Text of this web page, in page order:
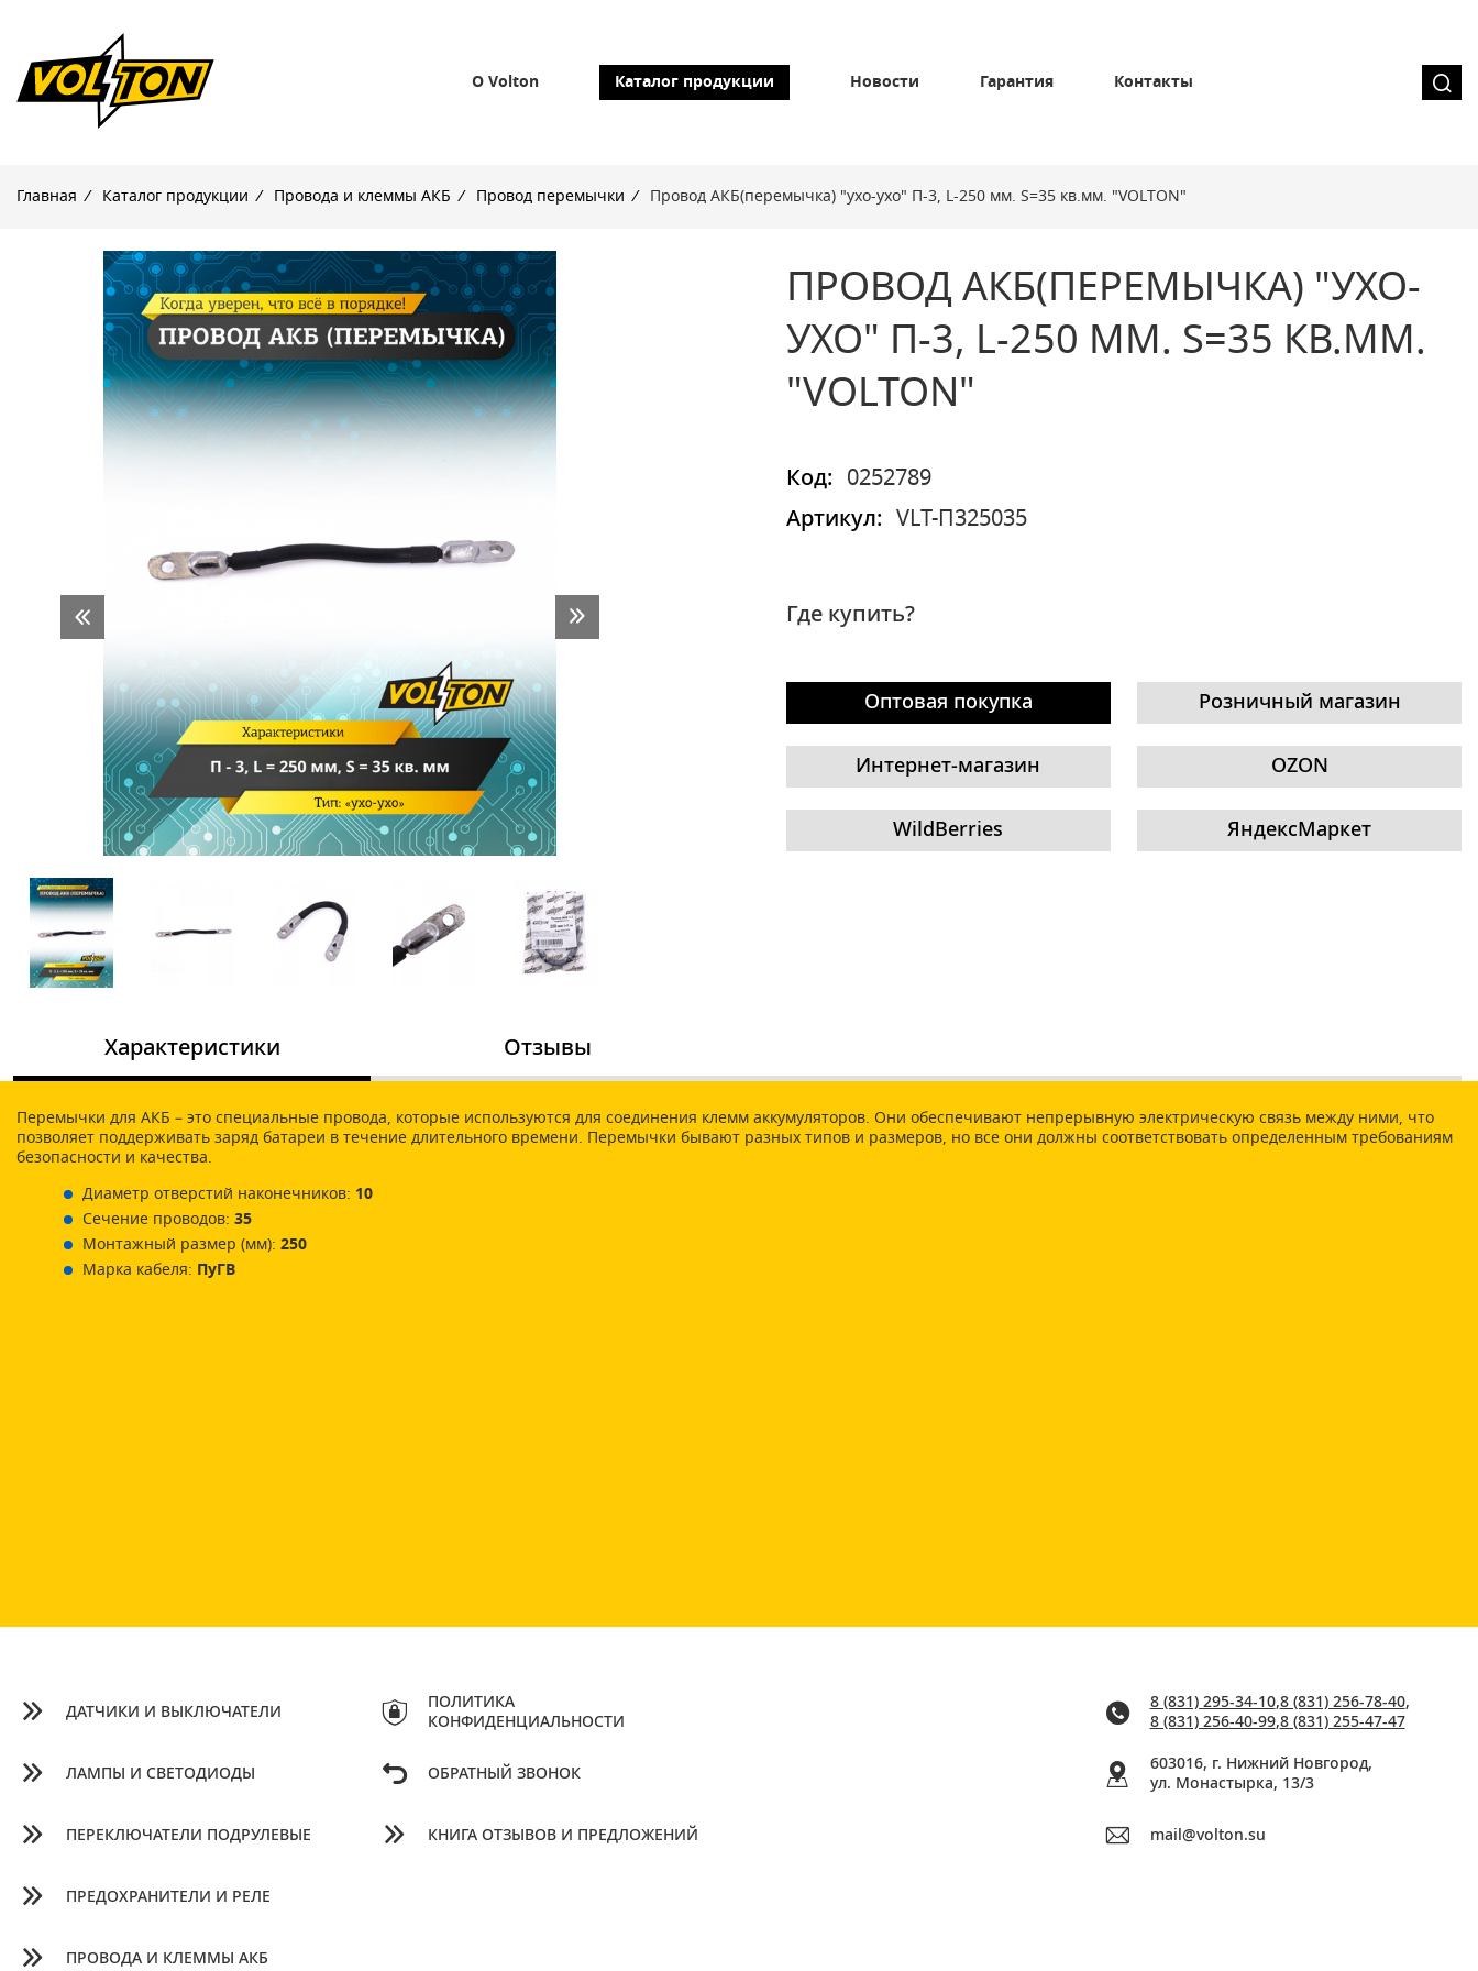
О Volton Каталог продукции Новости Гарантия Контакты
Главная / Каталог продукции / Провода и клеммы АКБ / Провод перемычки / Провод АКБ(перемычка) "ухо-ухо" П-3, L-250 мм. S=35 кв.мм. "VOLTON"
ПРОВОД АКБ(ПЕРЕМЫЧКА) "УХО-
УХО" П-3, L-250 ММ. S=35 КВ.ММ.
"VOLTON"
Код:
0252789
Артикул:
VLT-П325035
Где купить?
Оптовая покупка Розничный магазин
Интернет-магазин OZON
WildBerries ЯндексМаркет
Характеристики
Перемычки для АКБ – это специальные провода, которые используются для соединения клемм аккумуляторов. Они обеспечивают непрерывную электрическую связь между ними, что
позволяет поддерживать заряд батареи в течение длительного времени. Перемычки бывают разных типов и размеров, но все они должны соответствовать определенным требованиям
безопасности и качества.
Диаметр отверстий наконечников: 10
Сечение проводов: 35
Монтажный размер (мм): 250
Марка кабеля: ПуГВ
Отзывы
ДАТЧИКИ И ВЫКЛЮЧАТЕЛИ
ЛАМПЫ И СВЕТОДИОДЫ
ПЕРЕКЛЮЧАТЕЛИ ПОДРУЛЕВЫЕ
ПРЕДОХРАНИТЕЛИ И РЕЛЕ
ПРОВОДА И КЛЕММЫ АКБ
ПОЛИТИКА
КОНФИДЕНЦИАЛЬНОСТИ
ОБРАТНЫЙ ЗВОНОК
КНИГА ОТЗЫВОВ И ПРЕДЛОЖЕНИЙ
8 (831) 295-34-10,8 (831) 256-78-40,
8 (831) 256-40-99,8 (831) 255-47-47
603016, г. Нижний Новгород,
ул. Монастырка, 13/3
mail@volton.su